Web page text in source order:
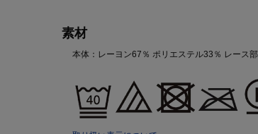
素材
本体：レーヨン67％ ポリエステル33％ レース